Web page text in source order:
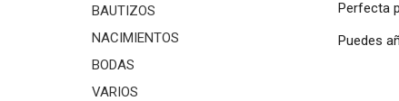
BAUTIZOS
NACIMIENTOS
BODAS
VARIOS
Perfecta
Puedes